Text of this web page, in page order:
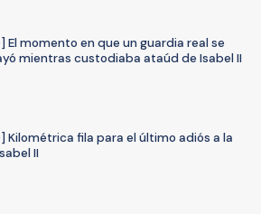
El momento en que un guardia real se
mientras custodiaba ataúd de Isabel II
Kilométrica fila para el último adiós a la
II